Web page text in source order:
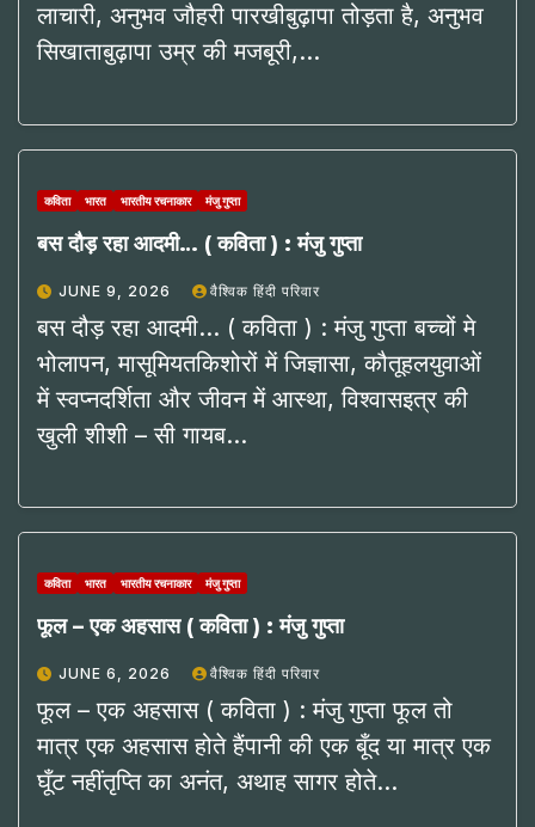
लाचारी, अनुभव जौहरी पारखीबुढ़ापा तोड़ता है, अनुभव
सिखाताबुढ़ापा उम्र की मजबूरी,…
कविता भारत भारतीय रचनाकार मंजु गुप्ता
बस दौड़ रहा आदमी… ( कविता ) : मंजु गुप्ता
JUNE 9, 2026 वैश्विक हिंदी परिवार
बस दौड़ रहा आदमी… ( कविता ) : मंजु गुप्ता बच्चों मे
भोलापन, मासूमियतकिशोरों में जिज्ञासा, कौतूहलयुवाओं
में स्वप्नदर्शिता और जीवन में आस्था, विश्वासइत्र की
खुली शीशी – सी गायब…
कविता भारत भारतीय रचनाकार मंजु गुप्ता
फूल – एक अहसास ( कविता ) : मंजु गुप्ता
JUNE 6, 2026 वैश्विक हिंदी परिवार
फूल – एक अहसास ( कविता ) : मंजु गुप्ता फूल तो
मात्र एक अहसास होते हैंपानी की एक बूँद या मात्र एक
घूँट नहींतृप्ति का अनंत, अथाह सागर होते…